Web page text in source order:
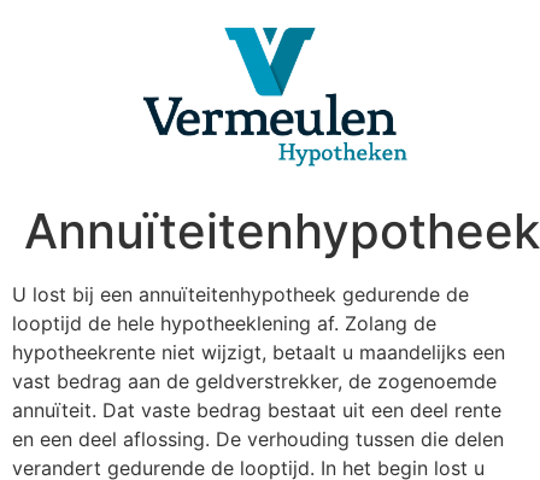
Annuïteitenhypotheek
U lost bij een annuïteitenhypotheek gedurende de
looptijd de hele hypotheeklening af. Zolang de
hypotheekrente niet wijzigt, betaalt u maandelijks een
vast bedrag aan de geldverstrekker, de zogenoemde
annuïteit. Dat vaste bedrag bestaat uit een deel rente
en een deel aflossing. De verhouding tussen die delen
verandert gedurende de looptijd. In het begin lost u